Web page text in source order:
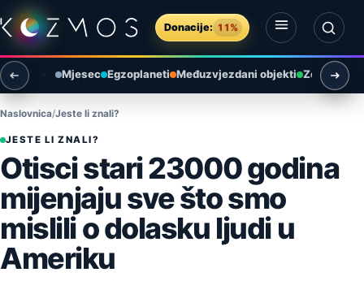
Preskoči na sadržaj
Donacije: 11%
Otvori izbornik
Otvori pretragu
Mjesec Egzoplaneti Međuzvjezdani objekti Zemlja i
Naslovnica Jeste li znali?
JESTE LI ZNALI?
Otisci stari 23000 godina
mijenjaju sve što smo
mislili o dolasku ljudi u
Ameriku